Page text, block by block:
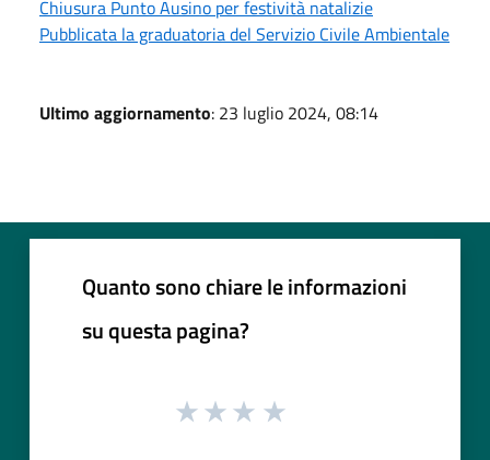
Chiusura Punto Ausino per festività natalizie
Pubblicata la graduatoria del Servizio Civile Ambientale
Ultimo aggiornamento: 23 luglio 2024, 08:14
Quanto sono chiare le informazioni
su questa pagina?